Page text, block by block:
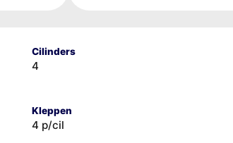
Cilinders
4
Kleppen
4 p/cil